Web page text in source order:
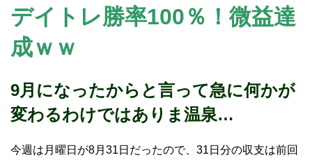
デイトレ勝率100％！微益達
成ｗｗ
9月になったからと言って急に何かが
変わるわけではありま温泉…
今週は月曜日が8月31日だったので、31日分の収支は前回